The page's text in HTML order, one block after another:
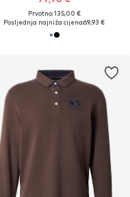
Prvotno: 135,00 €
Posljednja najniža cijena:69,93 €